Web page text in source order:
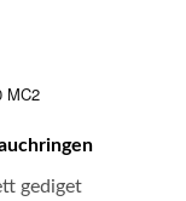
gediget